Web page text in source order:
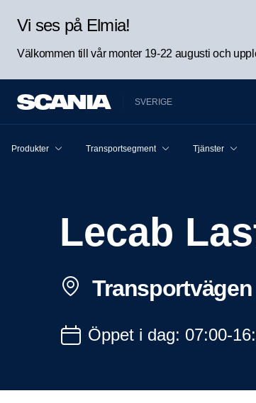
Vi ses på Elmia!
Välkommen till vår monter 19-22 augusti och
SVERIGE
Produkter Transportsegment Tjänster
Lecab
Transportvägen
Öppet i dag: 07:00-